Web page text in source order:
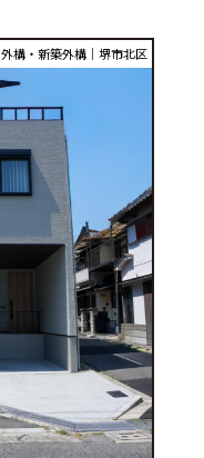
外構・新築外構｜堺市北区